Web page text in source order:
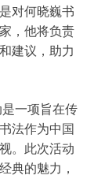
对何晓巍书
，他将负责
建议，助力
一项旨在传
法作为中国
。此次活动
典的魅力，